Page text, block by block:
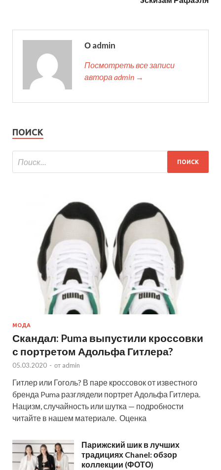
О admin
Посмотреть все записи
автора admin →
ПОИСК
МОДА
Скандал: Puma выпустили кроссовки
с портретом Адольфа Гитлера?
05.03.2020 - от admin
Гитлер или Гоголь? В паре кроссовок от известного
бренда Puma разглядели портрет Адольфа Гитлера.
Нацизм, случайность или шутка — подробности
читайте в нашем материале. Оценка
Парижский шик в лучших
традициях Chanel: обзор
коллекции (ФОТО)